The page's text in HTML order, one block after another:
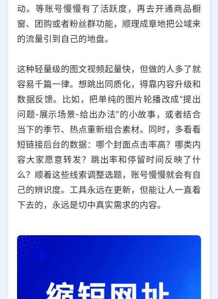
动。等账号慢慢有了活跃度，再去开通商品橱
窗、团购或者粉丝群功能，顺理成章地把公域来
的流量引到自己的地盘。
这种轻量级的图文视频起量快，但做的人多了就
容易千篇一律。想跳出同质化，得靠内容升级和
数据反馈。比如，把单纯的图片轮播改成“提出
问题-展示场景-给出办法”的小故事，或者结合
当下的季节、热点重新组合素材。同时，多看看
短链接后台的数据：哪个封面点击率高？哪类内
容大家愿意转发？跳出率和停留时间反映了什
么？顺着这些线索调整选题，账号慢慢就会有自
己的辨识度。工具永远在更新，但能让人一直看
下去的，永远是切中真实需求的内容。